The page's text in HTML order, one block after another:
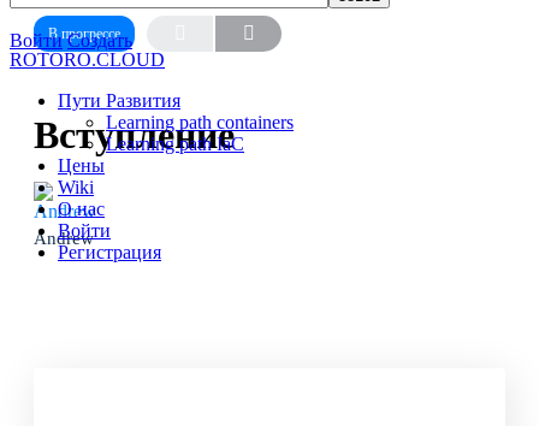
More
options
Войти Создать
ROTORO.CLOUD
Пути Развития
Learning path containers
Learning path IaC
Цены
Wiki
О нас
Войти
Регистрация
В прогрессе
Вступление
Andrew